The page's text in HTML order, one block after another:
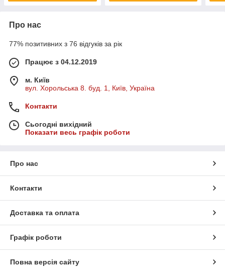
Про нас
77% позитивних з 76 відгуків за рік
Працює з 04.12.2019
м. Київ
вул. Хорольська 8. буд. 1, Київ, Україна
Контакти
Сьогодні вихідний
Показати весь графік роботи
Про нас
Контакти
Доставка та оплата
Графік роботи
Повна версія сайту